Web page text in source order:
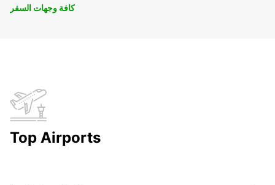
كافة وجهات السفر
Top Airports